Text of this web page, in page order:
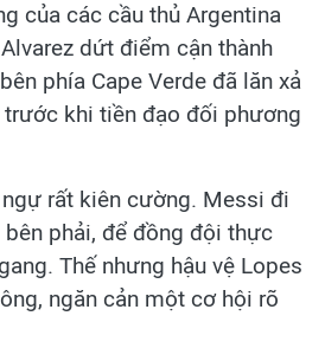
của các cầu thủ Argentina
dứt điểm cận thành
phía Cape Verde đã lăn xả
khi tiền đạo đối phương
rất kiên cường. Messi đi
phải, để đồng đội thực
Thế nhưng hậu vệ Lopes
ngăn cản một cơ hội rõ